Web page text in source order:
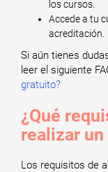
los cursos.
Accede a tu
acreditación.
Si aún tienes
leer el siguiente
gratuito?
¿Qué
realizar un
Los requisitos de